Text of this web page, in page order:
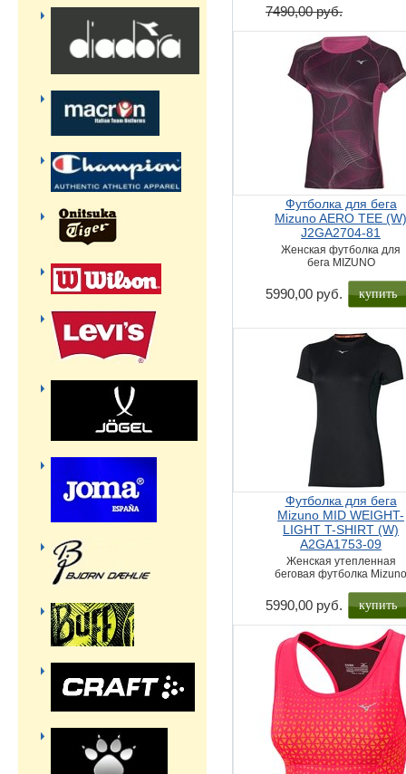
7490,00 руб.
Футболка для бега
Mizuno AERO TEE
J2GA2704-81
Женская футболка для
бега MIZUNO
5990,00 руб. купить
Футболка для бега
Mizuno MID WEIGHT-
LIGHT T-SHIRT (W)
A2GA1753-09
Женская утепленная
беговая футболка
5990,00 руб. купить